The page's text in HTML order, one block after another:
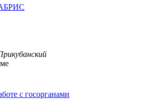
с госорганами